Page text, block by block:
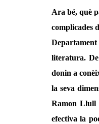
Ara bé, què
complicades
literatura.
donin a
la seva
Ramon Llull
efectiva la